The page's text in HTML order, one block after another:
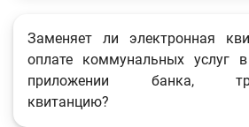
Заменяет ли электронная
оплате коммунальных услуг
приложении банка,
квитанцию?